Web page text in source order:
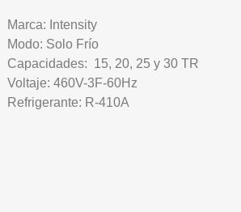
Marca: Intensity
Modo: Solo Frío
Capacidades: 15, 20, 25 y 30 TR
Voltaje: 460V-3F-60Hz
Refrigerante: R-410A